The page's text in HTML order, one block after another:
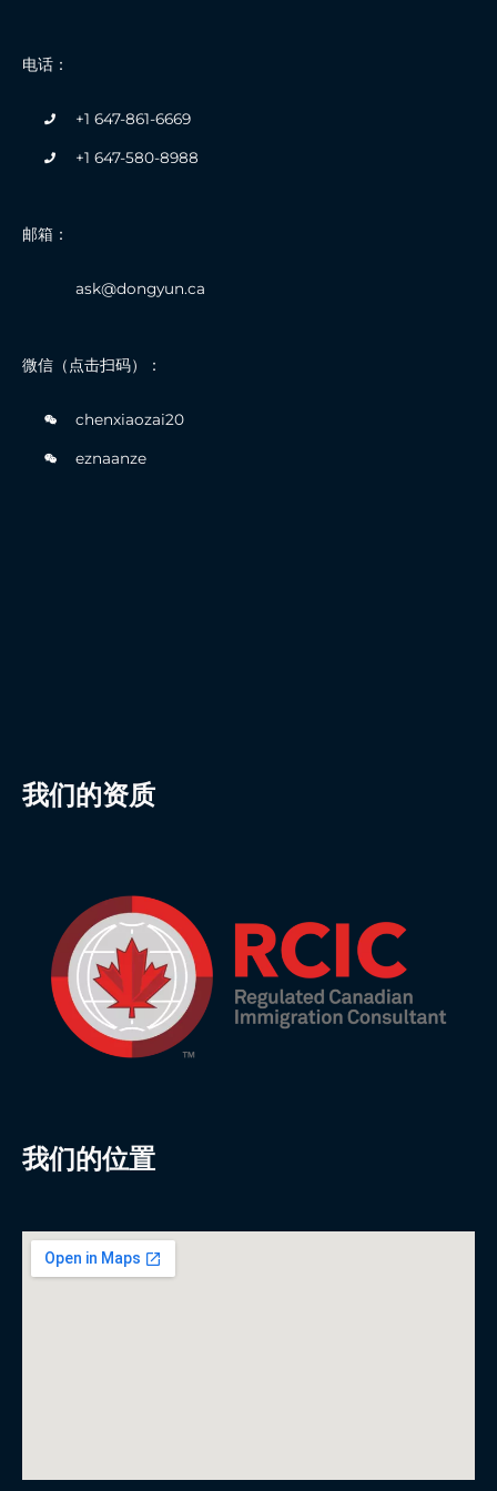
电话：
+1 647-861-6669
+1 647-580-8988
邮箱：
ask@dongyun.ca
微信（点击扫码）：
chenxiaozai20
eznaanze
我们的资质
我们的位置